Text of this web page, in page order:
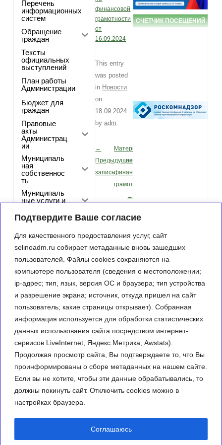
Подтвердите Ваше согласие
Для качественного предоставления услуг, сайт
selinoadm.ru собирает метаданные вновь зашедших
пользователей. Файлы cookies сохраняются на
компьютере пользователя (сведения о местоположении;
ip-адрес; тип, язык, версия ОС и браузера; тип устройства
и разрешение экрана; источник, откуда пришел на сайт
пользователь; какие страницы открывает). Собранная
информация используется для обработки статистических
данных использования сайта посредством интернет-
сервисов LiveInternet, Яндекс.Метрика, Awstats).
Продолжая просмотр сайта, Вы подтверждаете то, что Вы
проинформированы о сборе метаданных на нашем сайте.
Если вы не хотите, чтобы эти данные обрабатывались, то
должны покинуть сайт. Отключить cookies можно в
настройках браузера.
Соглашаюсь
Перечень
информационных
систем
Обращение
граждан
Тексты
официальных
выступлений
План работы
Администрации
Бюджет для
граждан
Правовые
акты
Администрац
ии
Муниципаль
ная
собственнос
ть
Муниципаль
ные услуги и
Кадровая
Муниципальный
заказ
программы
Информация о
состоянии защиты
от ЧС
Статистические
данные и
показатели
Фото-галерея
Контактная
информация
финансовой
грамотности
от
16.09.2024
This entry
was posted
in Новости
on
18.09.2024
byadm
Post navigation
←
Предыдущая
запись
Материалы
по
финансовой
грамотности
→
СЧЕТЧИК ПОСЕЩЕНИЙ
© 2013 Администрация МО Паскинское сельское поселение
Кильмезского района Кировской области